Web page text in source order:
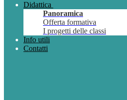
Didattica
Panoramica
Offerta formativa
I progetti delle classi
Info utili
Contatti